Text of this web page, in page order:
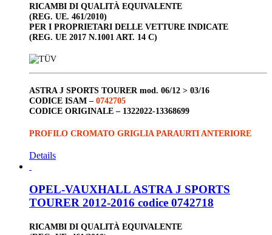
RICAMBI DI QUALITÀ EQUIVALENTE
(REG. UE. 461/2010)
PER I PROPRIETARI DELLE VETTURE INDICATE
(REG. UE 2017 N.1001 ART. 14 C)
ASTRA J SPORTS TOURERmod. 06/12 > 03/16
CODICE ISAM – 0742705
CODICE ORIGINALE – 1322022-13368699
PROFILO CROMATO GRIGLIA PARAURTI ANTERIORE
Details
OPEL-VAUXHALL ASTRA J SPORTS
TOURER 2012-2016 codice 0742718
RICAMBI DI QUALITÀ EQUIVALENTE